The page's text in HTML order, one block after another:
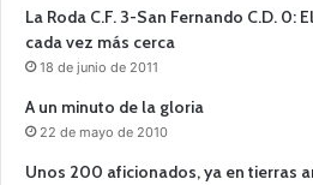
La Roda C.F. 3-San Fernando C.D. 0:
cada vez más cerca
18 de junio de 2011
A un minuto de la gloria
22 de mayo de 2010
Unos 200 aficionados, ya en tierras